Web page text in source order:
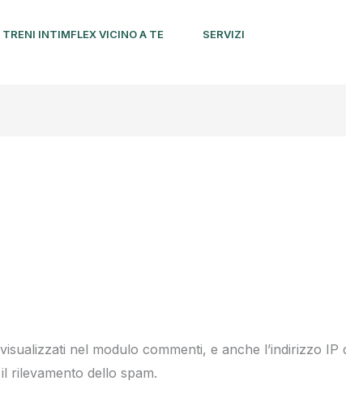
TRENI INTIMFLEX VICINO A TE
SERVIZI
nel modulo commenti, e anche l’indirizzo IP
rilevamento dello spam.